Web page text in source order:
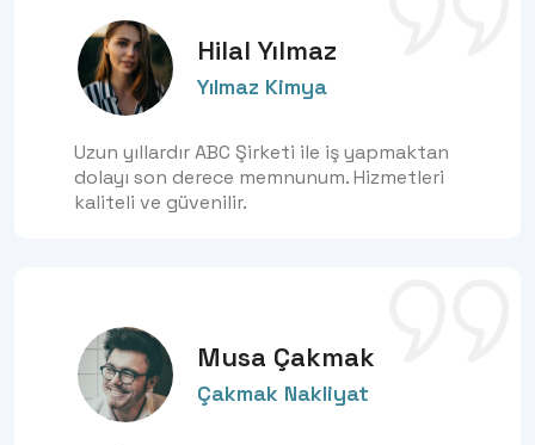
Hilal Yılmaz
Yılmaz Kimya
Uzun yıllardır ABC Şirketi ile iş yapmaktan
dolayı son derece memnunum. Hizmetleri
kaliteli ve güvenilir.
Musa Çakmak
Çakmak Nakliyat